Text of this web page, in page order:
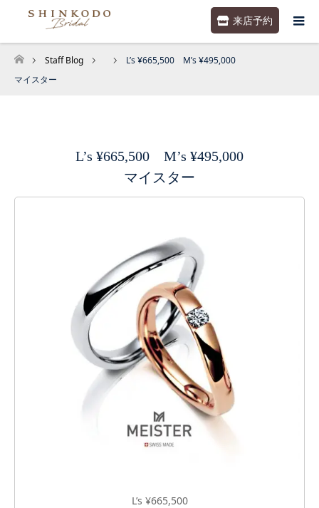
来店予約
ホーム
Staff Blog
L’s ¥665,500 M’s ¥495,000
マイスター
L’s ¥665,500 M’s ¥495,000
マイスター
L’s ¥665,500